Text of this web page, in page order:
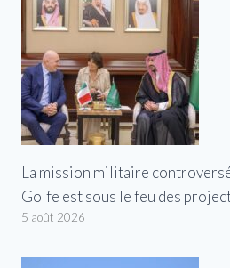
La mission militaire
Golfe est sous le feu des
5 août 2026